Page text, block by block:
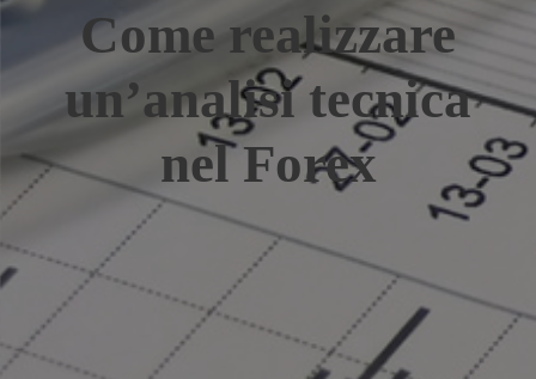
Come realizzare
un’analisi tecnica
nel Forex